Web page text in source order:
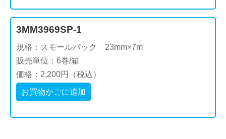
3MM3969SP-1
規格：スモールパック 23mm×7m
販売単位：6巻/箱
価格：2,200円（税込）
お買物かごに追加